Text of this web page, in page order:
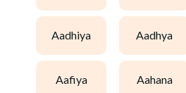
aadhiya aadhya
aafiya aahana